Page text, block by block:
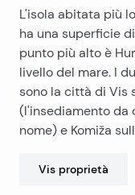
L'isola abitata più
ha una superficie
punto più alto è
livello del mare. I
sono la città di Vis
(l'insediamento da
nome) e Komiža
Vis proprietà